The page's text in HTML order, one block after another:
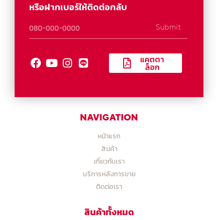
หรือฝากเบอร์ให้ติดต่อกลับ
Submit
แคตตา
ล็อก
NAVIGATION
หน้าแรก
สินค้า
เกี่ยวกับเรา
บริการหลังการขาย
ติดต่อเรา
สินค้าทั้งหมด